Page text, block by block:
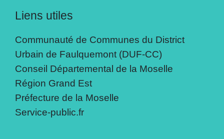
Liens utiles
Communauté de Communes du District
Urbain de Faulquemont (DUF-CC)
Conseil Départemental de la Moselle
Région Grand Est
Préfecture de la Moselle
Service-public.fr